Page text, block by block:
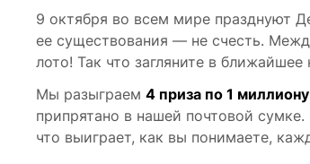
9 октября во всем мире празднуют
ее существования — не счесть.
лото! Так что загляните в
Мы разыграем 4 приза по 1
припрятано в нашей почтовой
что выиграет, как вы понимаете,